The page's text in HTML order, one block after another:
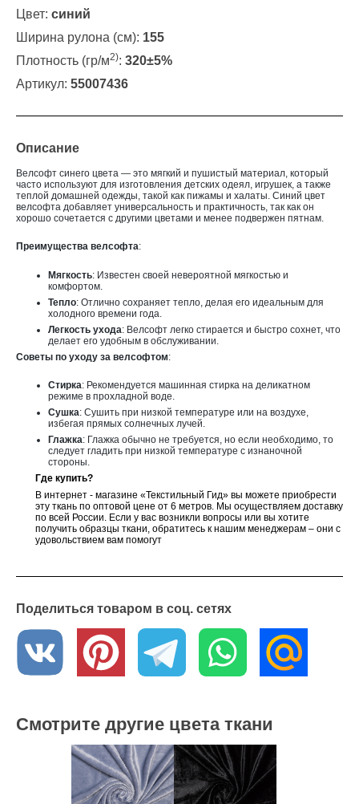
Цвет: синий
Ширина рулона (см): 155
Плотность (гр/м2): 320±5%
Артикул: 55007436
Описание
Велсофт синего цвета — это мягкий и пушистый материал, который
часто используют для изготовления детских одеял, игрушек, а также
теплой домашней одежды, такой как пижамы и халаты. Синий цвет
велсофта добавляет универсальность и практичность, так как он
хорошо сочетается с другими цветами и менее подвержен пятнам.
Преимущества велсофта:
Мягкость: Известен своей невероятной мягкостью и
комфортом.
Тепло: Отлично сохраняет тепло, делая его идеальным для
холодного времени года.
Легкость ухода: Велсофт легко стирается и быстро сохнет, что
делает его удобным в обслуживании.
Советы по уходу за велсофтом:
Стирка: Рекомендуется машинная стирка на деликатном
режиме в прохладной воде.
Сушка: Сушить при низкой температуре или на воздухе,
избегая прямых солнечных лучей.
Глажка: Глажка обычно не требуется, но если необходимо, то
следует гладить при низкой температуре с изнаночной
стороны.
Где купить?
В интернет - магазине «Текстильный Гид» вы можете приобрести
эту ткань по оптовой цене от 6 метров. Мы осуществляем доставку
по всей России. Если у вас возникли вопросы или вы хотите
получить образцы ткани, обратитесь к нашим менеджерам – они с
удовольствием вам помогут
Поделиться товаром в соц. сетях
Смотрите другие цвета ткани